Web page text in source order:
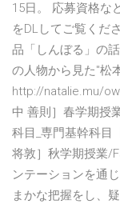
15日。 応募資格な
をDLしてご覧くだ
品「しんぼる」の
の人物から見た"松
http://natalie.mu/
中 善則］春学期授
科目_専門基幹科目
将敦］秋学期授業/
ンテーションを通
まかな把握をし、